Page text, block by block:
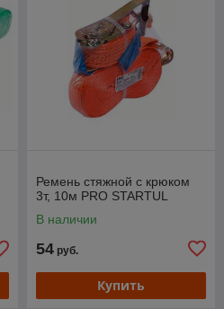
Ремень стяжной с крюком
3т, 10м PRO STARTUL
В наличии
54 руб.
Купить